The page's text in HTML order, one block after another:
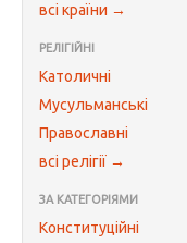
всі країни →
РЕЛІГІЙНІ
Католичні
Мусульманські
Православні
всі релігії →
ЗА КАТЕГОРІЯМИ
Конституційні